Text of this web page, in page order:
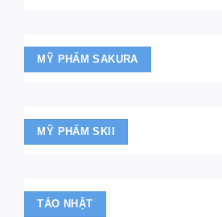
MỸ PHẨM SAKURA
MỸ PHẨM SKII
TẢO NHẬT